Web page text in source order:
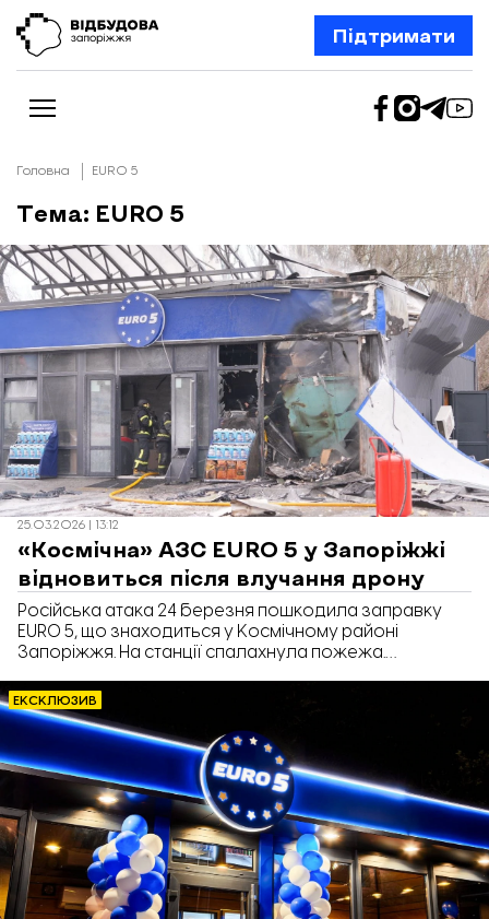
Підтримати
Новини
Відбудова Запоріжжя
Ексклюзив
Бізнес
Шлях додому
Відбудова. Життя
Колонки
Про нас
Редакційна політика
Головна EURO 5
Тема: EURO 5
25.03.2026 | 13:12
«Космічна» АЗС EURO 5 у Запоріжжі
відновиться після влучання дрону
Російська атака 24 березня пошкодила заправку
EURO 5, що знаходиться у Космічному районі
Запоріжжя. На станції спалахнула пожежа.
немає. Про це повідомили на офіційному сайті
компанії.
ЕКСКЛЮЗИВ